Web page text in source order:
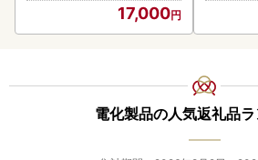
17,000
電化製品の人気返礼品